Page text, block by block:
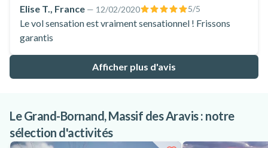
Elise T., France — 12/02/2020 5/5
Le vol sensation est vraiment sensationnel ! Frissons
garantis
Afficher plus d'avis
Le Grand-Bornand, Massif des Aravis : notre
sélection d'activités